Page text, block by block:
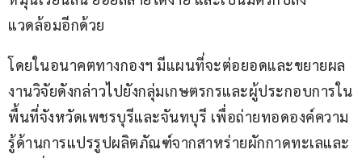
แวดล้อมอีกด้วย
โดยในอนาคตทางกองฯ มีแผนที่จะต่อยอดและขยายผล
งานวิจัยดังกล่าวไปยังกลุ่มเกษตรกรและผู้ประกอบการใน
พื้นที่จังหวัดเพชรบุรีและจันทบุรี เพื่อถ่ายทอดองค์ความ
รู้ด้านการแปรรูปผลิตภัณฑ์จากสาหร่ายผักกาดทะเลและ